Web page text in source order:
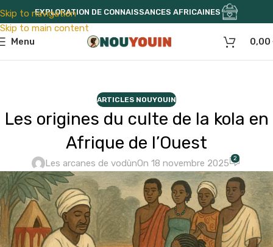
Skip to navigation
Skip to main content
EXPLORATION DE CONNAISSANCES AFRICAINES
Menu 0,00
ARTICLES NOUYOUIN
Les origines du culte de la kola en
Afrique de l’Ouest
Les arcanes de vodùnOn 18 novembre 2025 2